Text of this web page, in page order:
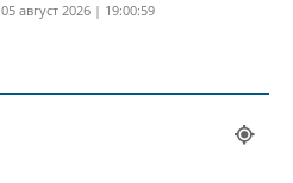
05 август 2026 | 19:00:59